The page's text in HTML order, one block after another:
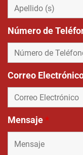
Número de
Correo
Mensaje*